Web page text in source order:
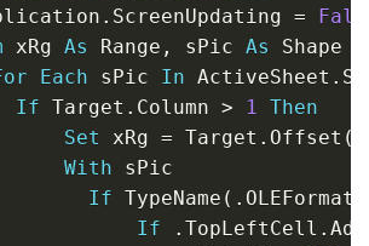
. ScreenUpdating =
xRg As Range , sPic As Shape
Each sPic In ActiveSheet .
If Target . Column > 1 Then
Set xRg = Target . Offset (
With sPic
If TypeName ( . OLEFormat
If
. TopLeftCell .